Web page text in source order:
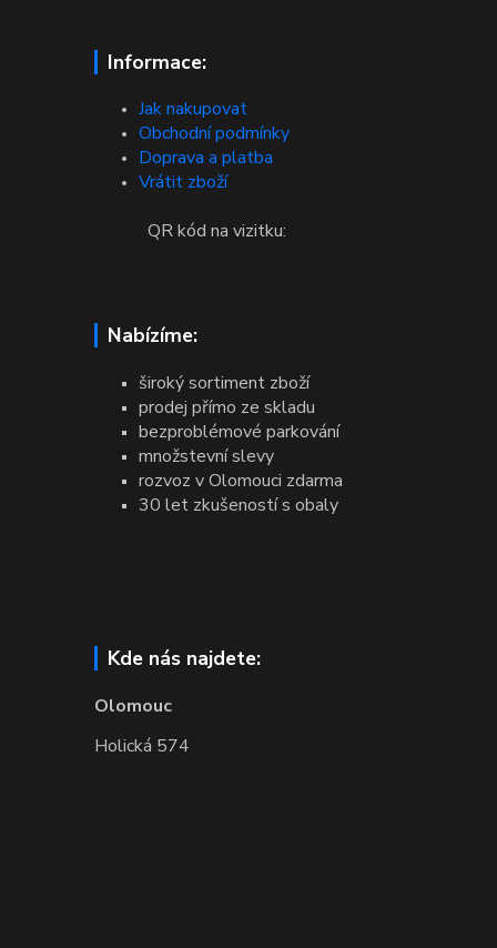
Informace:
Jak nakupovat
Obchodní podmínky
Doprava a platba
Vrátit zboží
QR kód na vizitku:
Nabízíme:
široký sortiment zboží
prodej přímo ze skladu
bezproblémové parkování
množstevní slevy
rozvoz v Olomouci zdarma
30 let zkušeností s obaly
Kde nás najdete:
Olomouc
Holická 574